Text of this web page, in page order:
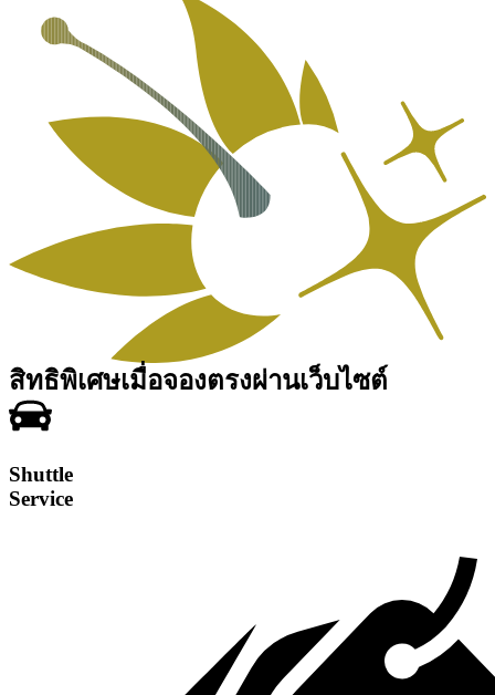
สิทธิพิเศษเมื่อจองตรงผ่านเว็บไซต์
Shuttle
Service